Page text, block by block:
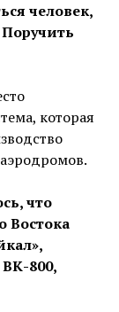
человек,
которая
что
Востока
800,